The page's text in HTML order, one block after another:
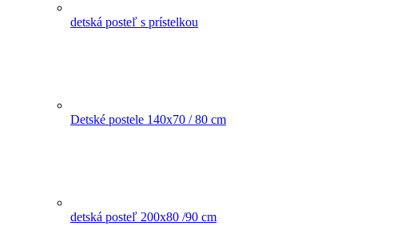
detská posteľ s prístelkou
Detské postele 140x70 / 80 cm
detská posteľ 200x80 /90 cm